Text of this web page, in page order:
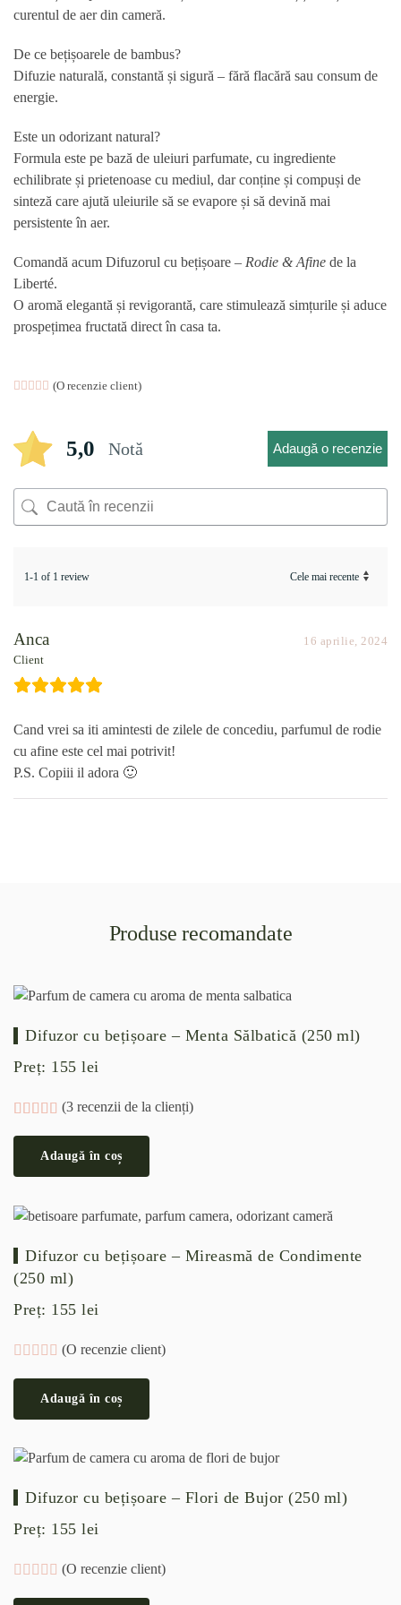
curentul de aer din cameră.
De ce bețișoarele de bambus?
Difuzie naturală, constantă și sigură – fără flacără sau consum de
energie.
Este un odorizant natural?
Formula este pe bază de uleiuri parfumate, cu ingrediente
echilibrate și prietenoase cu mediul, dar conține și compuși de
sinteză care ajută uleiurile să se evapore și să devină mai
persistente în aer.
Comandă acum Difuzorul cu bețișoare – Rodie & Afine de la
Liberté.
O aromă elegantă și revigorantă, care stimulează simțurile și aduce
prospețimea fructată direct în casa ta.
Evaluat la5.00din 5 pe baza unei singure evaluări
(O recenzie client)
5,0 Notă Adaugă o recenzie
1-1 of 1 review
Anca
Client
16 aprilie, 2024
Cand vrei sa iti amintesti de zilele de concediu, parfumul de rodie
cu afine este cel mai potrivit!
P.S. Copiii il adora 🙂
Produse recomandate
Difuzor cu bețișoare – Menta Sălbatică (250 ml)
Preț: 155 lei
Evaluat la5.00din 5 pe baza a
3(3 recenzii de la clienți)
Adaugă în coș
Difuzor cu bețișoare – Mireasmă de Condimente
(250 ml)
Preț: 155 lei
Evaluat la5.00din 5 pe baza unei singure evaluări
(O recenzie client)
Adaugă în coș
Difuzor cu bețișoare – Flori de Bujor (250 ml)
Preț: 155 lei
Evaluat la5.00din 5 pe baza unei singure evaluări
(O recenzie client)